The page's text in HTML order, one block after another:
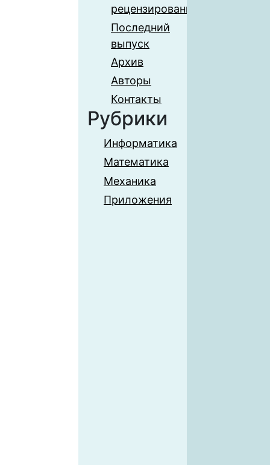
рецензирования
Последний
выпуск
Архив
Авторы
Контакты
Рубрики
Информатика
Математика
Механика
Приложения